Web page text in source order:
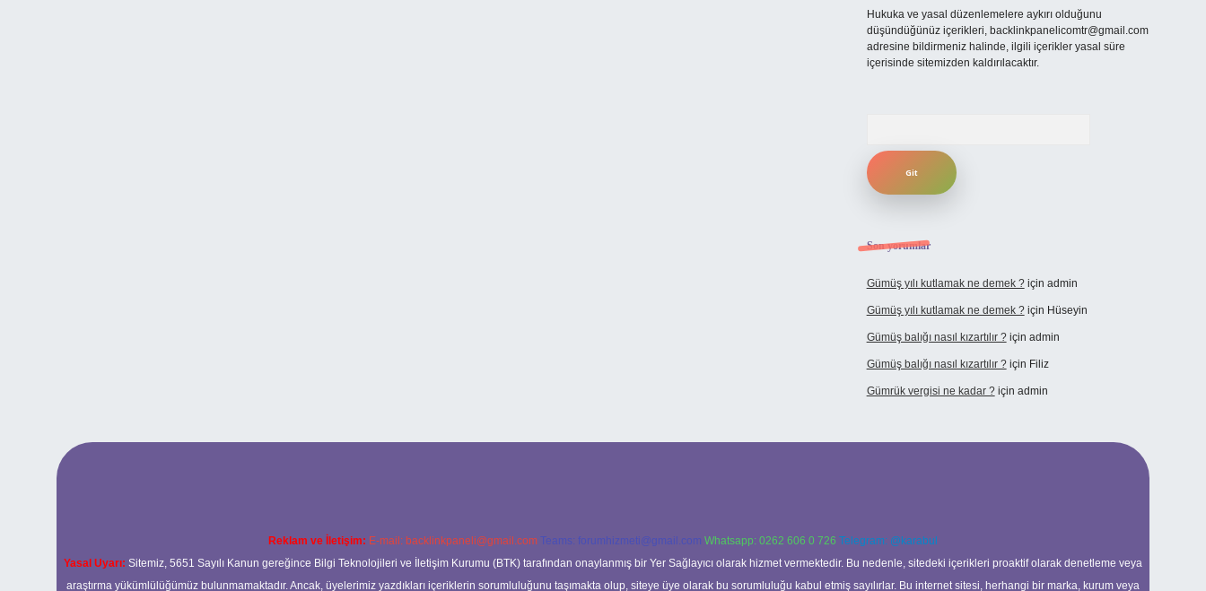
Hukuka ve yasal düzenlemelere aykırı olduğunu
düşündüğünüz içerikleri, backlinkpanelicomtr@gmail.com
adresine bildirmeniz halinde, ilgili içerikler yasal süre
içerisinde sitemizden kaldırılacaktır.
Son yorumlar
Gümüş yılı kutlamak ne demek ?için admin
Gümüş yılı kutlamak ne demek ?için Hüseyin
Gümüş balığı nasıl kızartılır ?için admin
Gümüş balığı nasıl kızartılır ?için Filiz
Gümrük vergisi ne kadar ?için admin
Reklam ve İletişim: E-mail: backlinkpaneli@gmail.com Teams: forumhizmeti@gmail.com Whatsapp: 0262 606 0 726 Telegram: @karabul
Yasal Uyarı: Sitemiz, 5651 Sayılı Kanun gereğince Bilgi Teknolojileri ve İletişim Kurumu (BTK) tarafından onaylanmış bir Yer Sağlayıcı olarak hizmet vermektedir. Bu nedenle, sitedeki içerikleri proaktif olarak denetleme veya
araştırma yükümlülüğümüz bulunmamaktadır. Ancak, üyelerimiz yazdıkları içeriklerin sorumluluğunu taşımakta olup, siteye üye olarak bu sorumluluğu kabul etmiş sayılırlar. Bu internet sitesi, herhangi bir marka, kurum veya